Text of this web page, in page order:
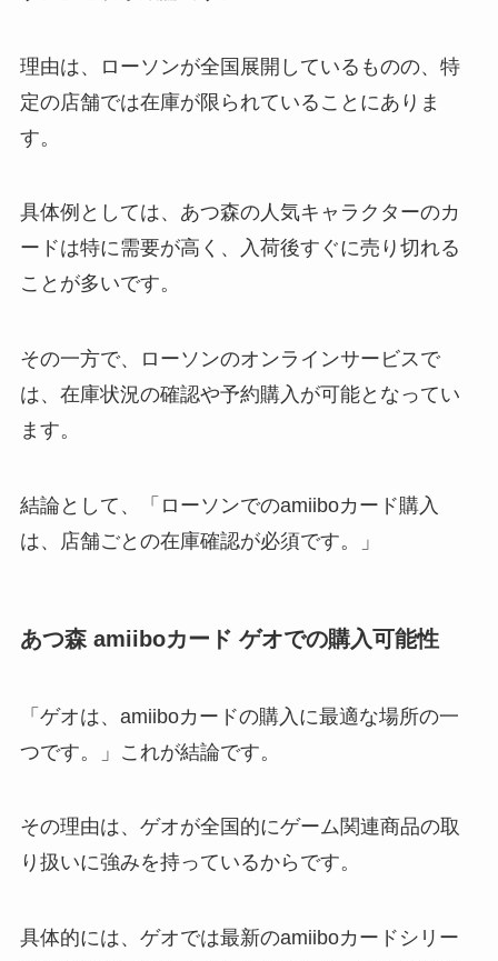
理由は、ローソンが全国展開しているものの、特
定の店舗では在庫が限られていることにありま
す。
具体例としては、あつ森の人気キャラクターのカ
ードは特に需要が高く、入荷後すぐに売り切れる
ことが多いです。
その一方で、ローソンのオンラインサービスで
は、在庫状況の確認や予約購入が可能となってい
ます。
結論として、「ローソンでのamiiboカード購入
は、店舗ごとの在庫確認が必須です。」
あつ森 amiiboカード ゲオでの購入可能性
「ゲオは、amiiboカードの購入に最適な場所の一
つです。」これが結論です。
その理由は、ゲオが全国的にゲーム関連商品の取
り扱いに強みを持っているからです。
具体的には、ゲオでは最新のamiiboカードシリー